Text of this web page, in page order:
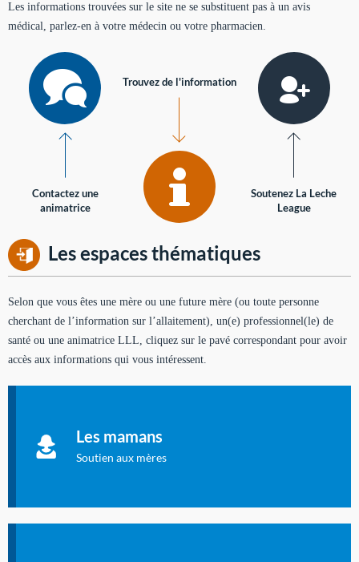
Les informations trouvées sur le site ne se substituent pas à un avis
médical, parlez-en à votre médecin ou votre pharmacien.
Contactez une
animatrice
Trouvez de l'information
Soutenez La Leche
League
Les espaces thématiques
Selon que vous êtes une mère ou une future mère (ou toute personne
cherchant de l’information sur l’allaitement), un(e) professionnel(le) de
santé ou une animatrice LLL, cliquez sur le pavé correspondant pour avoir
accès aux informations qui vous intéressent.
Les mamans
Soutien aux mères
à allaiter et vous informer : toutes les rubriques qui
concernent l'allaitement.